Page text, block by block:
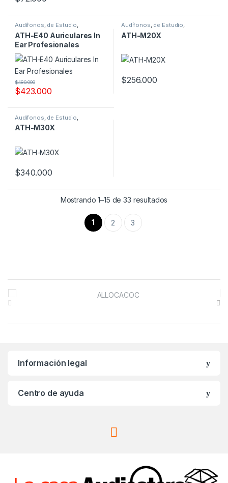
Audífonos de Estudio
Profesionales
ATH-E40 Auriculares In
Ear Profesionales
$423.000
$480.000
Audífonos de Estudio
Profesionales
ATH-M20X
$256.000
Audífonos de Estudio
Profesionales
ATH-M30X
$340.000
Mostrando 1–15 de 33 resultados
1 2 3
Información legal
Centro de ayuda